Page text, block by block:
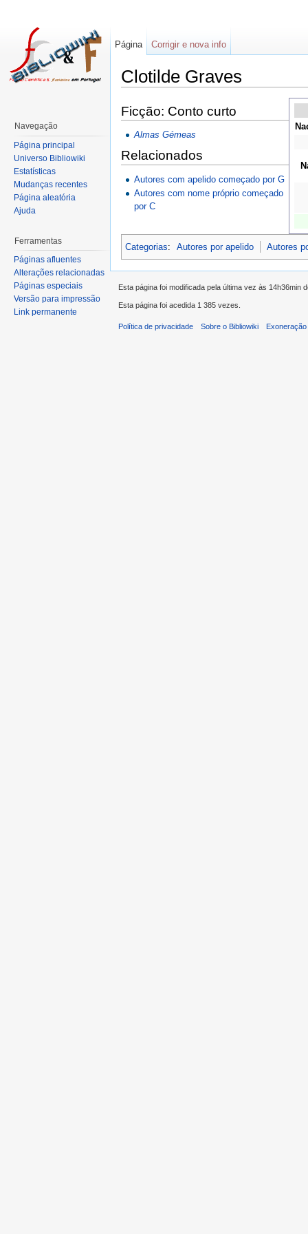
Clotilde Graves
Ficção: Conto curto
Almas Gémeas
Relacionados
Autores com apelido começado por G
Autores com nome próprio começado
por C
Categorias: Autores por apelido Autores
Página Corrigir e nova info
Navegação
Página principal
Universo Bibliowiki
Estatísticas
Mudanças recentes
Página aleatória
Ajuda
Ferramentas
Páginas afluentes
Alterações relacionadas
Páginas especiais
Versão para impressão
Link permanente
Esta página foi modificada pela última vez às 14h36min
Esta página foi acedida 1 385 vezes.
Política de privacidade Sobre o Bibliowiki